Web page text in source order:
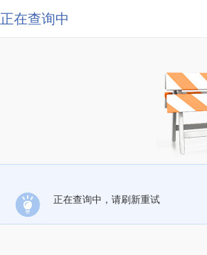
正在查询中
正在查询中，请刷新重试